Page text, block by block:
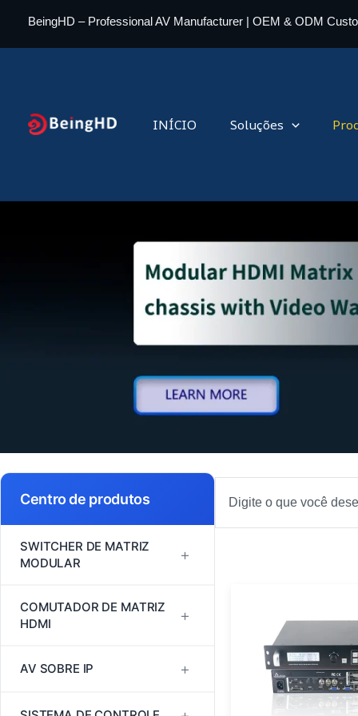
BeingHD – Professional AV Manufacturer | OEM & ODM
INÍCIO Soluções
Centro de produtos
SWITCHER DE MATRIZ
MODULAR
+
Série FM
COMUTADOR DE MATRIZ
HDMI
+
Comutador de matriz HDMI
AV SOBRE IP +
H264/H265